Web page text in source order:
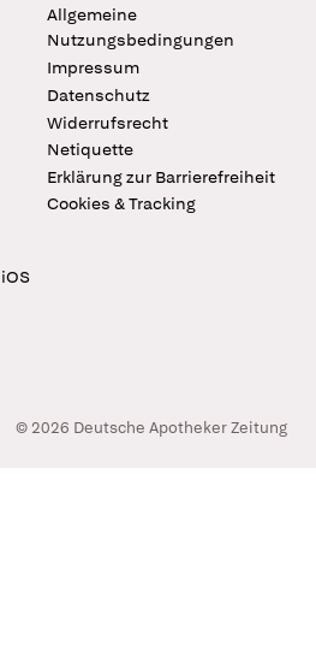
Allgemeine
Nutzungsbedingungen
Impressum
Datenschutz
Widerrufsrecht
Netiquette
Erklärung zur Barrierefreiheit
Cookies & Tracking
© 2026 Deutsche Apotheker Zeitung